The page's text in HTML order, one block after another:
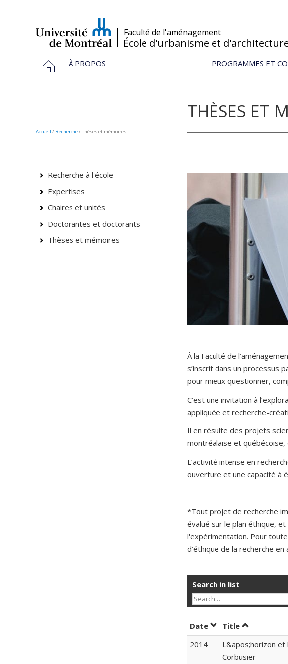
/Faculté de l'aménagement
École d'urbanisme et
Navigation
principale
HOMEÀ PROPOS PROGRAMMES ET
THÈSES ET
À la Faculté de
s’inscrit dans un processus
pour mieux questionner,
C’est une invitation à
appliquée et recherche-
Il en résulte des projets
montréalaise et québécoise,
L’activité intense en
ouverture et une capacité à
*Tout projet de recherche
évalué sur le plan éthique,
l'expérimentation. Pour toute
d’éthique de la recherche en
Search in list
Date Sort by date in
Title Sort by title
2014
L&apos;horizon
Corbusier
Accueil / Recherche/Thèses et mémoires
Recherche à l'école
Expertises
Chaires et unités
Doctorantes et doctorants
Thèses et mémoires